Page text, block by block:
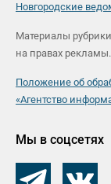
Новгородские
Материалы
на правах рекламы.
Положение об
«Агентство
Мы в соцсетях